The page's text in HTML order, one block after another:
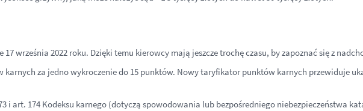
września 2022 roku. Dzięki temu kierowcy mają jeszcze trochę czasu, by zapoznać się z
za jedno wykroczenie do 15 punktów. Nowy taryfikator punktów karnych przewiduje
i art. 174 Kodeksu karnego (dotyczą spowodowania lub bezpośredniego niebezpieczeństwa